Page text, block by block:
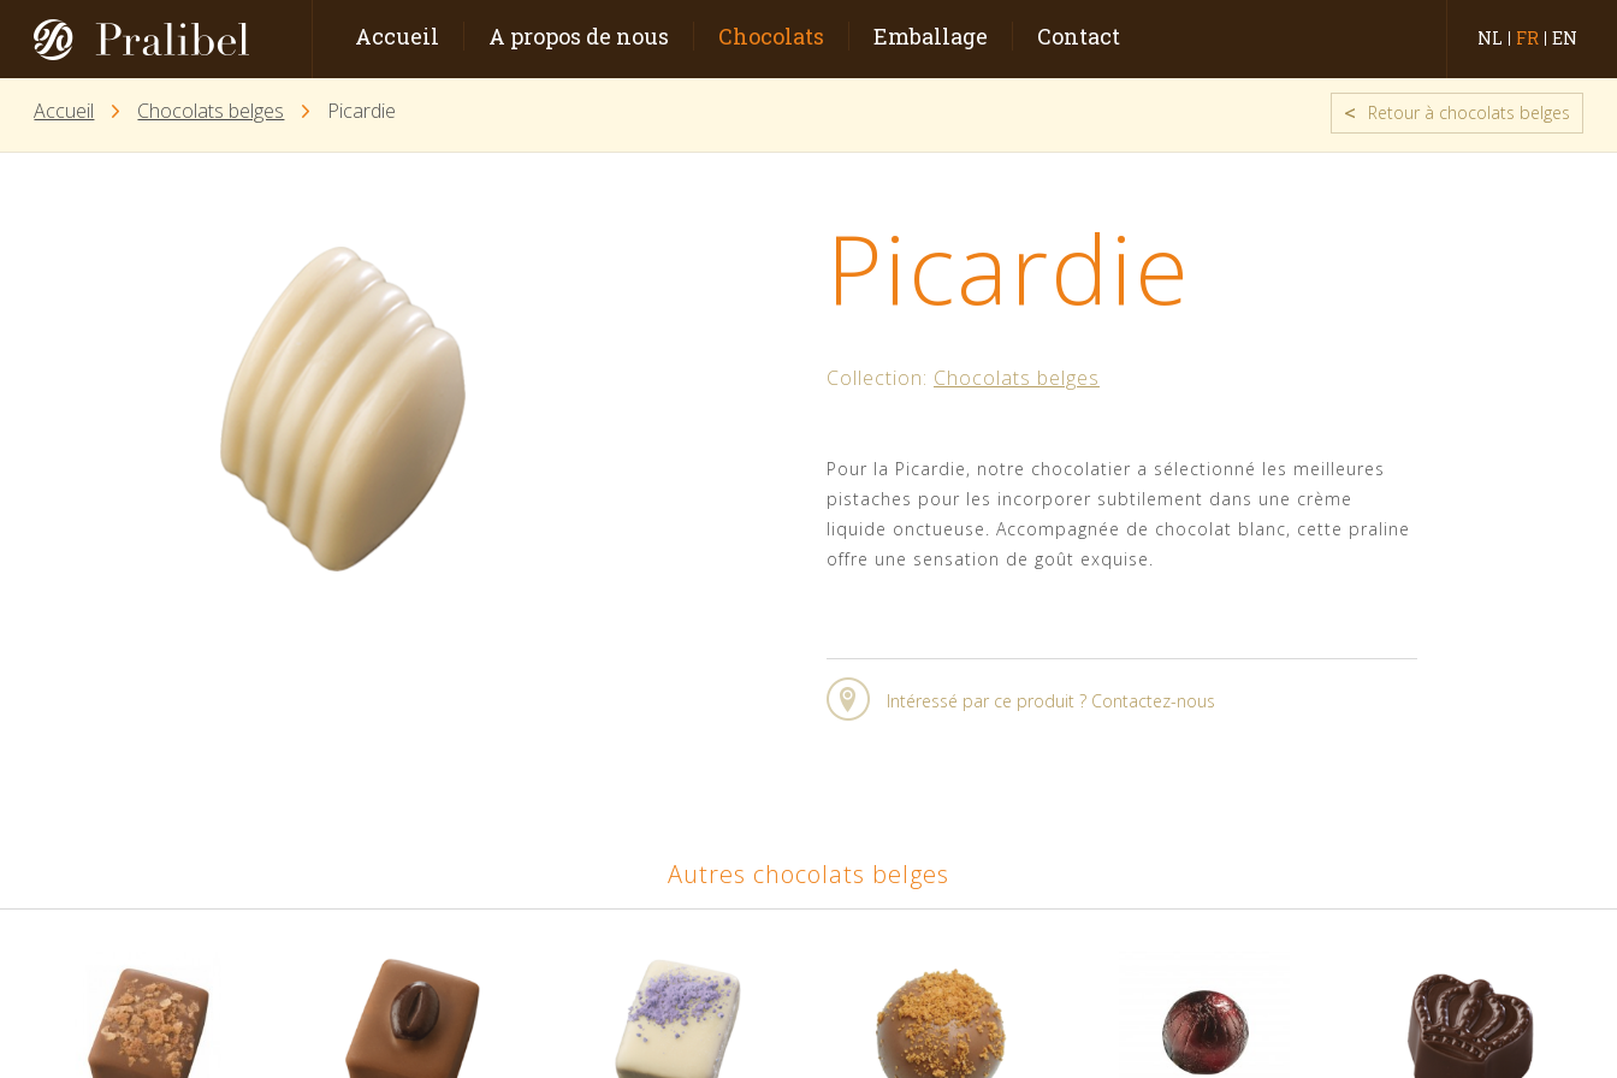
Accueil A propos de nous Chocolats Emballage Contact NL FR EN
Accueil Chocolats belges Picardie < Retour à chocolats belges
Picardie
Collection: Chocolats belges
Pour la Picardie, notre chocolatier a sélectionné les meilleures
pistaches pour les incorporer subtilement dans une crème
liquide onctueuse. Accompagnée de chocolat blanc, cette praline
offre une sensation de goût exquise.
Intéressé par ce produit ? Contactez-nous
Autres chocolats belges